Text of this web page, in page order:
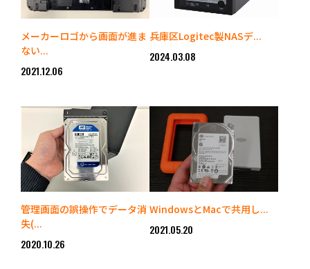
メーカーロゴから画面が進ま
ない...
2021.12.06
兵庫区Logitec製NASデ...
2024.03.08
管理画面の誤操作でデータ消
失(...
2020.10.26
WindowsとMacで共用し...
2021.05.20